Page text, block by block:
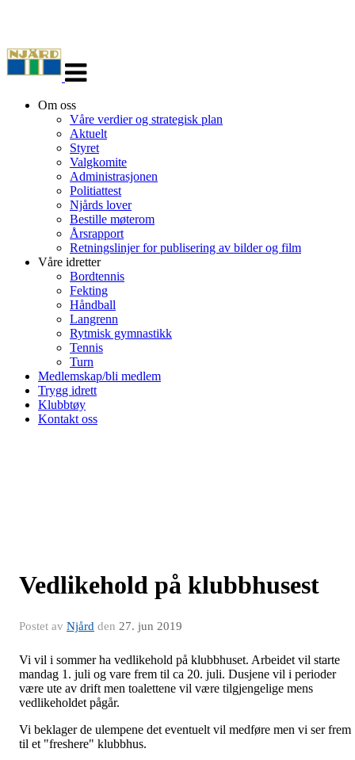
navigasjon
Om oss
Våre verdier og strategisk plan
Aktuelt
Styret
Valgkomite
Administrasjonen
Politiattest
Njårds lover
Bestille møterom
Årsrapport
Retningslinjer for publisering av bilder og film
Våre idretter
Bordtennis
Fekting
Håndball
Langrenn
Rytmisk gymnastikk
Tennis
Turn
Medlemskap/bli medlem
Trygg idrett
Klubbtøy
Kontakt oss
Vedlikehold på klubbhusest
Postet av Njård den 27. jun 2019
Vi vil i sommer ha vedlikehold på klubbhuset. Arbeidet vil starte
mandag 1. juli og vare frem til ca 20. juli. Dusjene vil i perioder
være ute av drift men toalettene vil være tilgjengelige mens
vedlikeholdet pågår.
Vi beklager de ulempene det eventuelt vil medføre men vi ser frem
til et "freshere" klubbhus.